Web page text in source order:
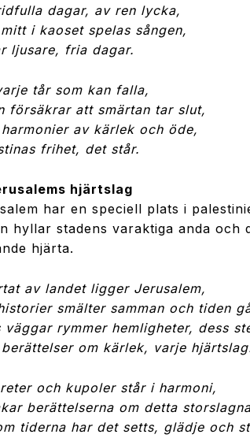
dagar, av ren lycka,
i kaoset spelas sången,
ljusare, fria dagar.
tår som kan falla,
försäkrar att smärtan tar slut,
av kärlek och öde,
frihet, det står.
hjärtslag
har en speciell plats i
hyllar stadens varaktiga anda och
hjärta.
av landet ligger Jerusalem,
smälter samman och tiden
väggar rymmer hemligheter, dess
om kärlek, varje
och kupoler står i harmoni,
berättelserna om detta
tiderna har det setts, glädje och